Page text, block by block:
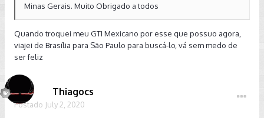
Minas Gerais. Muito Obrigado a todos
Quando troquei meu GTI Mexicano por esse que possuo agora,
viajei de Brasília para São Paulo para buscá-lo, vá sem medo de
ser feliz
Thiagocs
Postado July 2, 2020